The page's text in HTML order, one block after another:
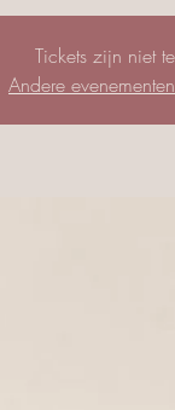
Tickets zijn niet
Andere